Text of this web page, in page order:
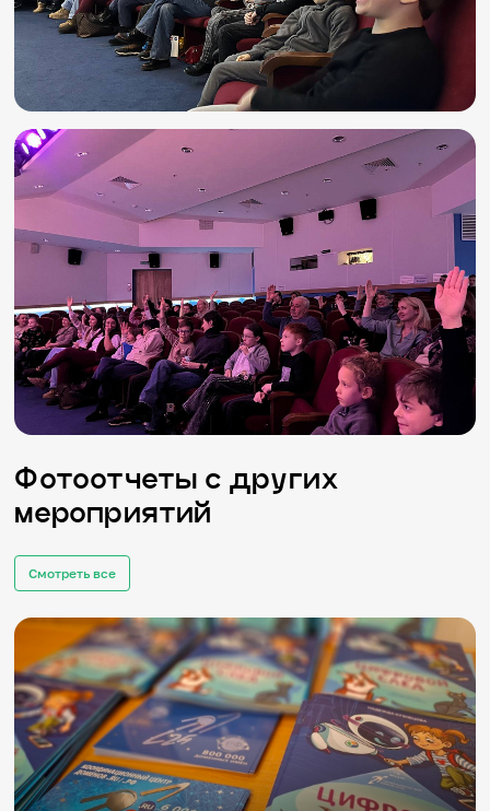
Фотоотчеты с других
мероприятий
Смотреть все